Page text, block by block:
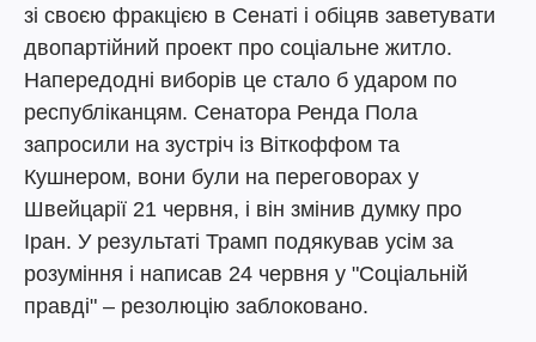
зі своєю фракцією в Сенаті і обіцяв заветувати
двопартійний проект про соціальне житло.
Напередодні виборів це стало б ударом по
республіканцям. Сенатора Ренда Пола
запросили на зустріч із Віткоффом та
Кушнером, вони були на переговорах у
Швейцарії 21 червня, і він змінив думку про
Іран. У результаті Трамп подякував усім за
розуміння і написав 24 червня у "Соціальній
правді" – резолюцію заблоковано.